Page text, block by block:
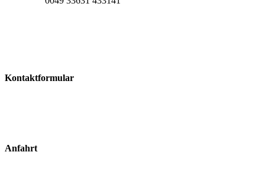
Kontaktformular
Anfahrt